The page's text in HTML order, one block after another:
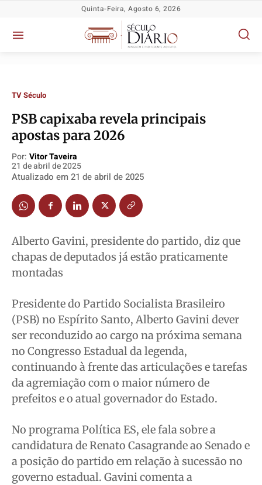
Política
Socioeconômicas
TV Século
Justiça
Educação
Segurança
Saúde
Cidades
Economia
Cultura
Colunas
Caetano Roque
Jr Mignone (in memorian)
Publicidade Legal
Anuncie
Política
Socioeconômicas
TV Século
Justiça
Educação
Segurança
Saúde
Cidades
Economia
Cultura
Colunas
Caetano Roque
Jr Mignone (in memorian)
Publicidade Legal
Anuncie
Política
Socioeconômicas
TV Século
Justiça
Educação
Segurança
Saúde
Cidades
Economia
Cultura
Colunas
Caetano Roque
Jr Mignone (in memorian)
Publicidade Legal
Anuncie
Política
Socioeconômicas
TV Século
Justiça
Educação
Segurança
Saúde
Cidades
Economia
Cultura
Colunas
Caetano Roque
Jr Mignone (in memorian)
Publicidade Legal
Anuncie
Quinta-Feira, Agosto 6, 2026
TV Século
PSB capixaba revela principais
apostas para 2026
Por: Vitor Taveira
21 de abril de 2025
Atualizado em 21 de abril de 2025
Alberto Gavini, presidente do partido, diz que
chapas de deputados já estão praticamente
montadas
Presidente do Partido Socialista Brasileiro
(PSB) no Espírito Santo, Alberto Gavini dever
ser reconduzido ao cargo na próxima semana
no Congresso Estadual da legenda,
continuando à frente das articulações e tarefas
da agremiação com o maior número de
prefeitos e o atual governador do Estado.
No programa Política ES, ele fala sobre a
candidatura de Renato Casagrande ao Senado e
a posição do partido em relação à sucessão no
governo estadual. Gavini comenta a